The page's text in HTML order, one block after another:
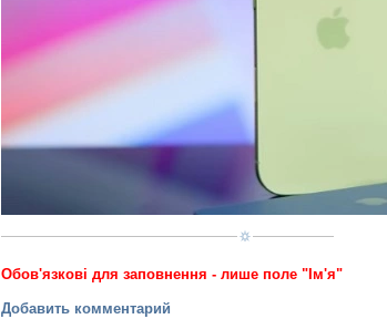
Обов'язкові для заповнення - лише поле "Ім'я"
Добавить комментарий